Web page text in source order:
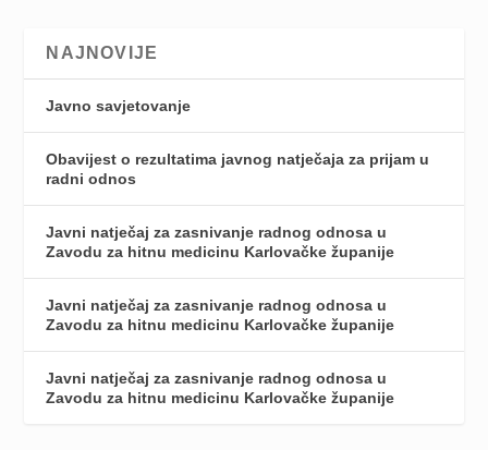
NAJNOVIJE
Javno savjetovanje
Obavijest o rezultatima javnog natječaja za prijam u
radni odnos
Javni natječaj za zasnivanje radnog odnosa u
Zavodu za hitnu medicinu Karlovačke županije
Javni natječaj za zasnivanje radnog odnosa u
Zavodu za hitnu medicinu Karlovačke županije
Javni natječaj za zasnivanje radnog odnosa u
Zavodu za hitnu medicinu Karlovačke županije